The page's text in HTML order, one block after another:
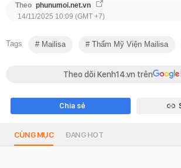
Theo phunumoi.net.vn
14/11/2025 10:09 (GMT +7)
Tags Mailisa Thẩm Mỹ Viện Mailisa
Theo dõi Kenh14.vn trên
Chia sẻ
CÙNG MỤC ĐANG HOT